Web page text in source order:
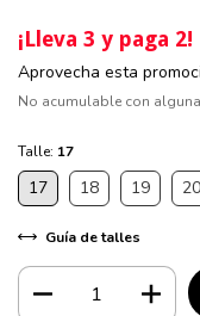
¡Lleva 3 y paga 2!
Aprovecha esta
No acumulable con
Talle: 17
17 18 19 20
Guía de talles